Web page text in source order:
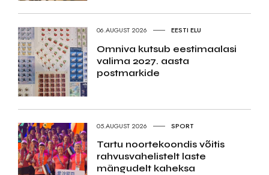
06.AUGUST 2026 EESTI ELU
Omniva kutsub eestimaalasi
valima 2027. aasta
postmarkide
05.AUGUST 2026 SPORT
Tartu noortekoondis võitis
rahvusvahelistelt laste
mängudelt kaheksa